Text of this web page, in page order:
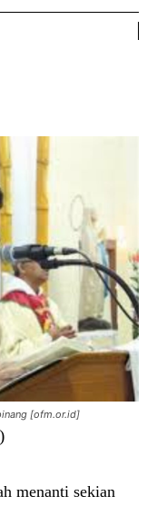
[ofm.or.id]
menanti sekian